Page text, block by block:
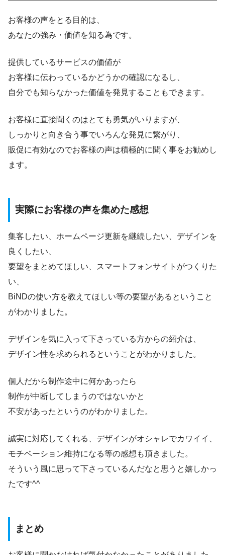
お客様の声をとる目的は、
あなたの強み・価値を知る為です。
提供しているサービスの価値が
お客様に伝わっているかどうかの確認になるし、
自分でも知らなかった価値を発見することもできます。
お客様に直接聞くのはとても勇気がいりますが、
しっかりと向き合う事でいろんな発見に繋がり、
販促に有効なのでお客様の声は積極的に聞く事をお勧めし
ます。
実際にお客様の声を集めた感想
集客したい、ホームページ更新を継続したい、デザインを
良くしたい、
要望をまとめてほしい、スマートフォンサイトがつくりた
い、
BiNDの使い方を教えてほしい等の要望があるということ
がわかりました。
デザインを気に入って下さっている方からの紹介は、
デザイン性を求められるということがわかりました。
個人だから制作途中に何かあったら
制作が中断してしまうのではないかと
不安があったというのがわかりました。
誠実に対応してくれる、デザインがオシャレでカワイイ、
モチベーション維持になる等の感想も頂きました。
そういう風に思って下さっているんだなと思うと嬉しかっ
たです^^
まとめ